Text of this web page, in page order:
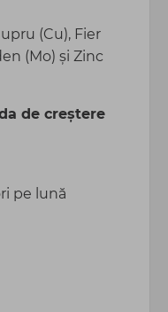
(Cu), Fier
(Mo) și Zinc
de creștere
pe lună